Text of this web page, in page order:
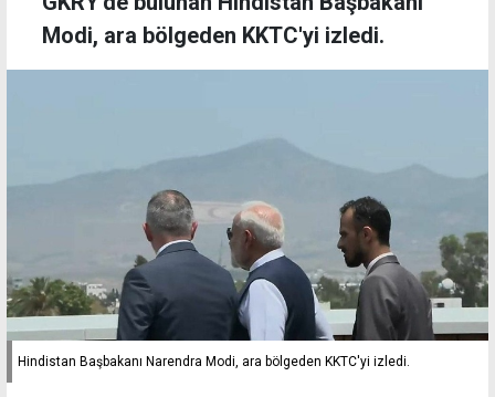
Modi, ara bölgeden KKTC'yi izledi.
Hindistan Başbakanı Narendra Modi, ara bölgeden KKTC'yi izledi.